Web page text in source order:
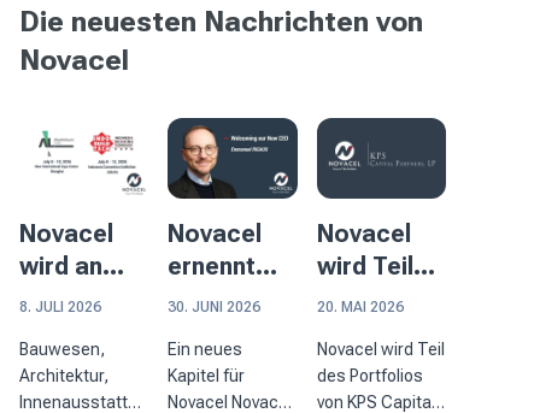
Die neuesten Nachrichten von
Novacel
Novacel
wird an
zwei
Veranstaltungen
in Asien
8. JULI 2026
Bauwesen,
Architektur,
Innenausstattung
Novacel
ernennt
Emmanuel
Vorstandsvorsitzenden
30. JUNI 2026
Ein neues
Kapitel für
Novacel Novacel
Novacel
wird Teil
des
von KPS
Capital
20. MAI 2026
Novacel wird Teil
des Portfolios
von KPS Capital